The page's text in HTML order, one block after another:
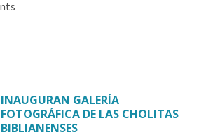
INAUGURAN GALERÍA
FOTOGRÁFICA DE LAS CHOLITAS
BIBLIANENSES